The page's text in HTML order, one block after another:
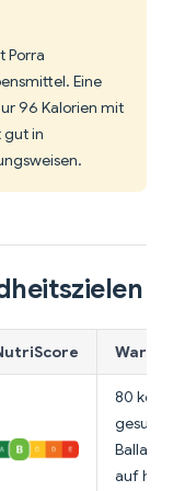
Porra
Eine
96 Kalorien mit
gut in
80
auf